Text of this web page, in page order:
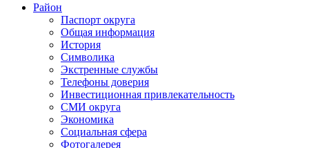
Район
Паспорт округа
Общая информация
История
Символика
Экстренные службы
Телефоны доверия
Инвестиционная привлекательность
СМИ округа
Экономика
Социальная сфера
Фотогалерея